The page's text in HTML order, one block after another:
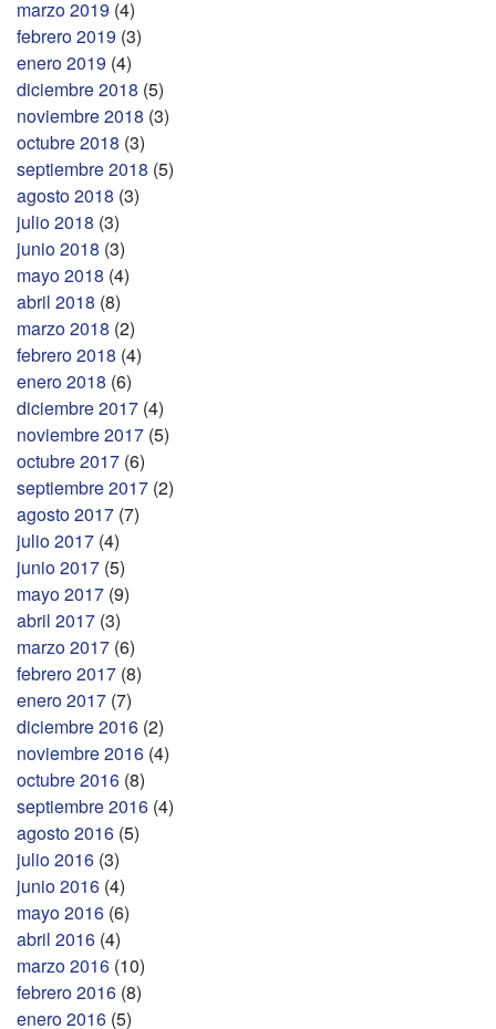
marzo 2019 (4)
febrero 2019 (3)
enero 2019 (4)
diciembre 2018 (5)
noviembre 2018 (3)
octubre 2018 (3)
septiembre 2018 (5)
agosto 2018 (3)
julio 2018 (3)
junio 2018 (3)
mayo 2018 (4)
abril 2018 (8)
marzo 2018 (2)
febrero 2018 (4)
enero 2018 (6)
diciembre 2017 (4)
noviembre 2017 (5)
octubre 2017 (6)
septiembre 2017 (2)
agosto 2017 (7)
julio 2017 (4)
junio 2017 (5)
mayo 2017 (9)
abril 2017 (3)
marzo 2017 (6)
febrero 2017 (8)
enero 2017 (7)
diciembre 2016 (2)
noviembre 2016 (4)
octubre 2016 (8)
septiembre 2016 (4)
agosto 2016 (5)
julio 2016 (3)
junio 2016 (4)
mayo 2016 (6)
abril 2016 (4)
marzo 2016 (10)
febrero 2016 (8)
enero 2016 (5)